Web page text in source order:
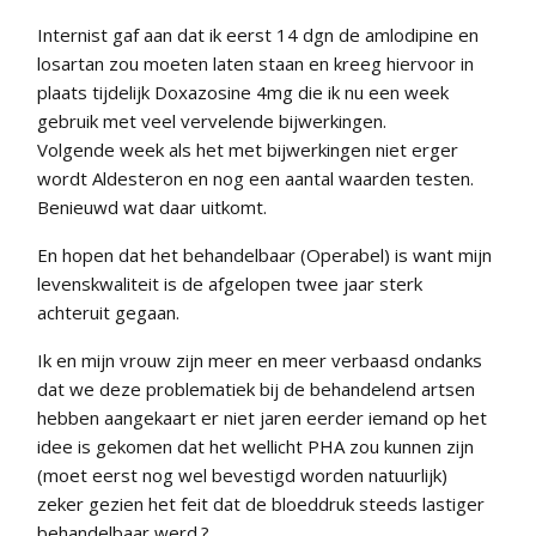
Internist gaf aan dat ik eerst 14 dgn de amlodipine en
losartan zou moeten laten staan en kreeg hiervoor in
plaats tijdelijk Doxazosine 4mg die ik nu een week
gebruik met veel vervelende bijwerkingen.
Volgende week als het met bijwerkingen niet erger
wordt Aldesteron en nog een aantal waarden testen.
Benieuwd wat daar uitkomt.
En hopen dat het behandelbaar (Operabel) is want mijn
levenskwaliteit is de afgelopen twee jaar sterk
achteruit gegaan.
Ik en mijn vrouw zijn meer en meer verbaasd ondanks
dat we deze problematiek bij de behandelend artsen
hebben aangekaart er niet jaren eerder iemand op het
idee is gekomen dat het wellicht PHA zou kunnen zijn
(moet eerst nog wel bevestigd worden natuurlijk)
zeker gezien het feit dat de bloeddruk steeds lastiger